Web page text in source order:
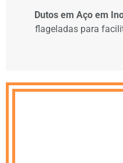
Dutos em Aço em
flageladas para